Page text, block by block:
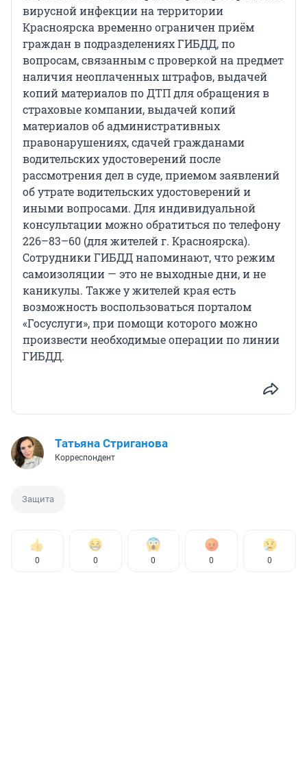
вирусной инфекции на территории
Красноярска временно ограничен приём
граждан в подразделениях ГИБДД, по
вопросам, связанным с проверкой на предмет
наличия неоплаченных штрафов, выдачей
копий материалов по ДТП для обращения в
страховые компании, выдачей копий
материалов об административных
правонарушениях, сдачей гражданами
водительских удостоверений после
рассмотрения дел в суде, приемом заявлений
об утрате водительских удостоверений и
иными вопросами. Для индивидуальной
консультации можно обратиться по телефону
226–83–60 (для жителей г. Красноярска).
Сотрудники ГИБДД напоминают, что режим
самоизоляции — это не выходные дни, и не
каникулы. Также у жителей края есть
возможность воспользоваться порталом
«Госуслуги», при помощи которого можно
произвести необходимые операции по линии
ГИБДД.
Татьяна Стриганова
Корреспондент
Защита
0 0 0 0 0